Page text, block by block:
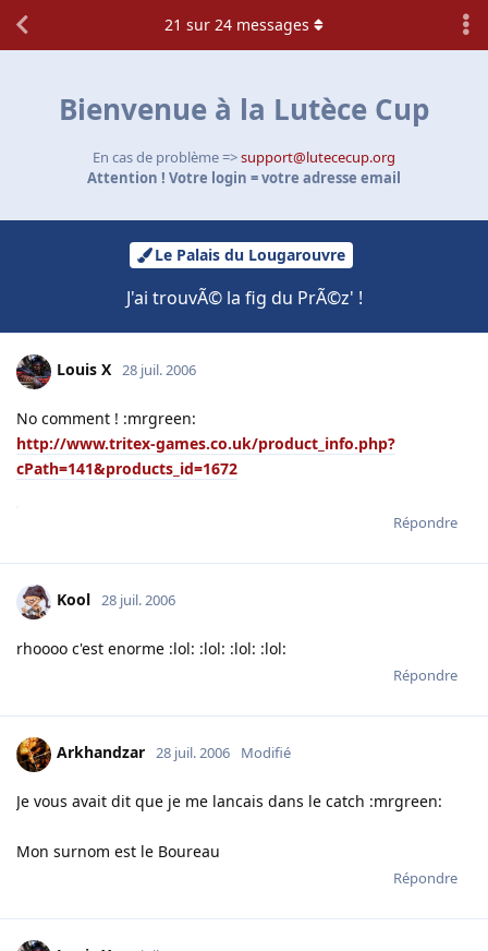
Bienvenue à la Lutèce Cup
En cas de problème =>support@lutececup.org
Attention ! Votre login = votre adresse email
Le Palais du Lougarouvre
J'ai trouvÃ© la fig du PrÃ©z' !
21 sur 24 messages
Louis X 28 juil. 2006
No comment ! :mrgreen:
http://www.tritex-games.co.uk/product_info.php?
cPath=141&products_id=1672
Répondre
Kool 28 juil. 2006
rhoooo c'est enorme :lol: :lol: :lol: :lol:
Répondre
Arkhandzar 28 juil. 2006 Modifié
Je vous avait dit que je me lancais dans le catch :mrgreen:
Mon surnom est le Boureau
Répondre